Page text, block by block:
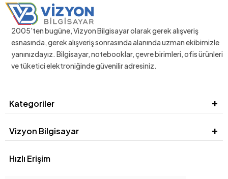
2005'ten bugüne, Vizyon Bilgisayar olarak gerek alışveriş
esnasında, gerek alışveriş sonrasında alanında uzman ekibimizle
yanınızdayız. Bilgisayar, notebooklar, çevre birimleri, ofis ürünleri
ve tüketici elektroniğinde güvenilir adresiniz.
Kategoriler
Vizyon Bilgisayar
Hızlı Erişim